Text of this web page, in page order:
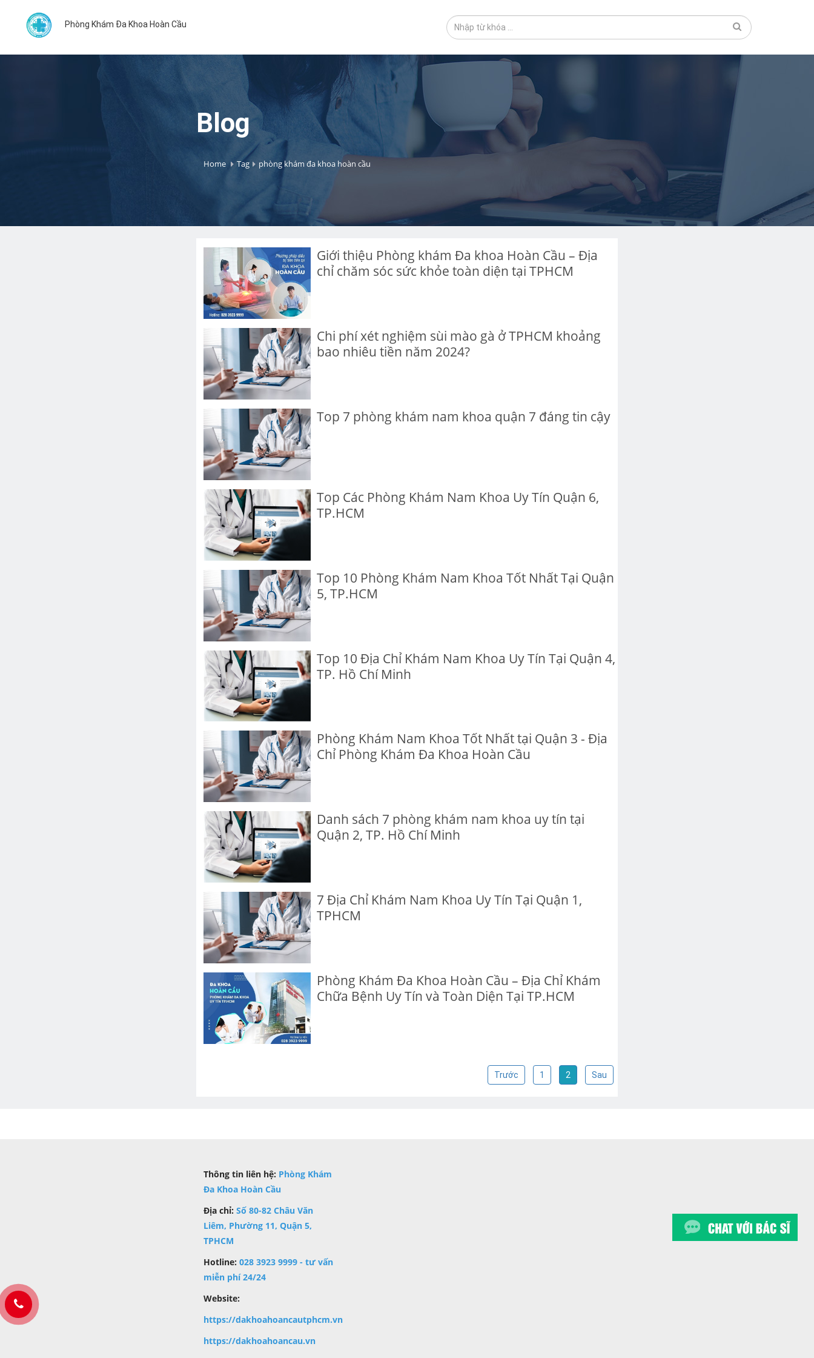
Phòng Khám Đa Khoa Hoàn Cầu
Blog
Home Tag phòng khám đa khoa hoàn cầu
Giới thiệu Phòng khám Đa khoa Hoàn Cầu – Địa
chỉ chăm sóc sức khỏe toàn diện tại TPHCM
Chi phí xét nghiệm sùi mào gà ở TPHCM khoảng
bao nhiêu tiền năm 2024?
Top 7 phòng khám nam khoa quận 7 đáng tin cậy
Top Các Phòng Khám Nam Khoa Uy Tín Quận 6,
TP.HCM
Top 10 Phòng Khám Nam Khoa Tốt Nhất Tại Quận
5, TP.HCM
Top 10 Địa Chỉ Khám Nam Khoa Uy Tín Tại Quận 4,
TP. Hồ Chí Minh
Phòng Khám Nam Khoa Tốt Nhất tại Quận 3 - Địa
Chỉ Phòng Khám Đa Khoa Hoàn Cầu
Danh sách 7 phòng khám nam khoa uy tín tại
Quận 2, TP. Hồ Chí Minh
7 Địa Chỉ Khám Nam Khoa Uy Tín Tại Quận 1,
TPHCM
Phòng Khám Đa Khoa Hoàn Cầu – Địa Chỉ Khám
Chữa Bệnh Uy Tín và Toàn Diện Tại TP.HCM
Trước 1 2 Sau
Thông tin liên hệ: Phòng Khám
Đa Khoa Hoàn Cầu
Địa chỉ: Số 80-82 Châu Văn
Liêm, Phường 11, Quận 5,
TPHCM
Hotline: 028 3923 9999 - tư vấn
miễn phí 24/24
Website:
https://dakhoahoancautphcm.vn
https://dakhoahoancau.vn